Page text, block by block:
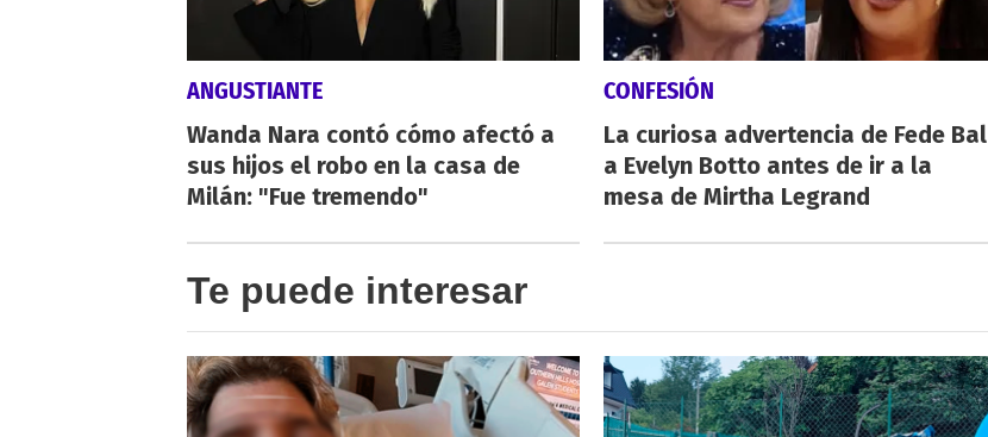
ANGUSTIANTE
Wanda Nara contó cómo afectó a
sus hijos el robo en la casa de
Milán: "Fue tremendo"
CONFESIÓN
La curiosa advertencia de Fede Bal
a Evelyn Botto antes de ir a la
mesa de Mirtha Legrand
Te puede interesar